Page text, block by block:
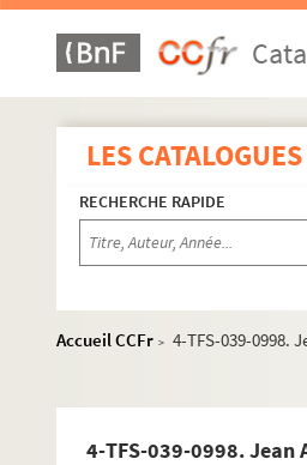
LES CATALOGUES
RECHERCHE RAPIDE
Accueil CCFr > 4-TFS-039-0998.
4-TFS-039-0998.